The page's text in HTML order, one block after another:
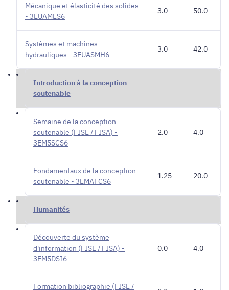
Mécanique et élasticité des solides
- 3EUAMES6
3.0 50.0
Systèmes et machines
hydrauliques - 3EUASMH6
3.0 42.0
Introduction à la conception
soutenable
Semaine de la conception
soutenable (FISE / FISA) -
3EM5SCS6
2.0 4.0
Fondamentaux de la conception
soutenable - 3EMAFCS6
1.25 20.0
Humanités
Découverte du système
d'information (FISE / FISA) -
3EM5DSI6
0.0 4.0
Formation bibliographie (FISE /